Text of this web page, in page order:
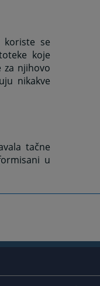
koriste se
koje
njihovo
nikakve
tačne
u